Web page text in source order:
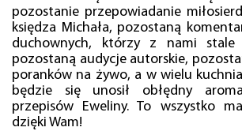
pozostanie przepowiadanie
księdza Michała, pozostaną
duchownych, którzy z nami stale
pozostaną audycje autorskie,
poranków na żywo, a w wielu
będzie się unosił obłędny
przepisów Eweliny. To wszystko
dzięki Wam!